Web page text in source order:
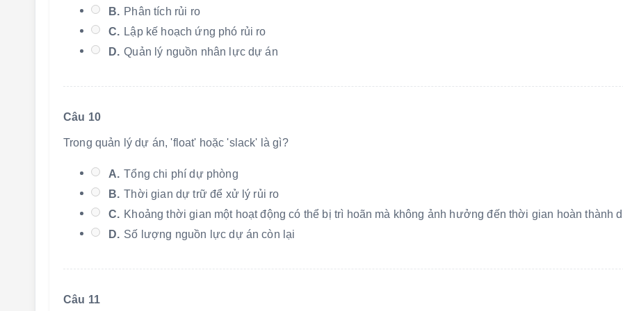
B. Phân tích rủi ro
C. Lập kế hoạch ứng phó rủi ro
D. Quản lý nguồn nhân lực dự án
Câu 10
Trong quản lý dự án, 'float' hoặc 'slack' là gì?
A. Tổng chi phí dự phòng
B. Thời gian dự trữ để xử lý rủi ro
C. Khoảng thời gian một hoạt động có thể bị trì hoãn mà không ảnh hưởng đến thời gian hoàn thành
D. Số lượng nguồn lực dự án còn lại
Câu 11